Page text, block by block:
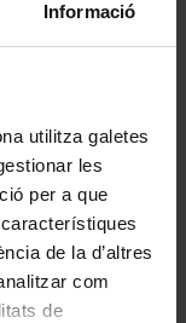
Informació
utilitza galetes
les
per a que
de la d’altres
com
de
els
la
En
està
a